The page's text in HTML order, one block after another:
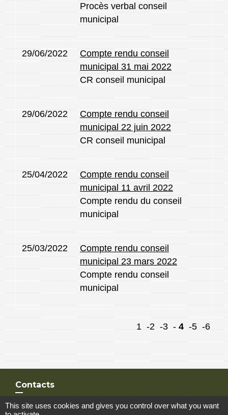
Procès verbal conseil
municipal
29/06/2022
Compte rendu conseil
municipal 31 mai 2022
CR conseil municipal
29/06/2022
Compte rendu conseil
municipal 22 juin 2022
CR conseil municipal
25/04/2022
Compte rendu conseil
municipal 11 avril 2022
Compte rendu du conseil
municipal
25/03/2022
Compte rendu conseil
municipal 23 mars 2022
Compte rendu conseil
municipal
1 -2 -3 - 4 -5 -6
Contacts
Commune de Merris
This site uses cookies and gives you control over what you want